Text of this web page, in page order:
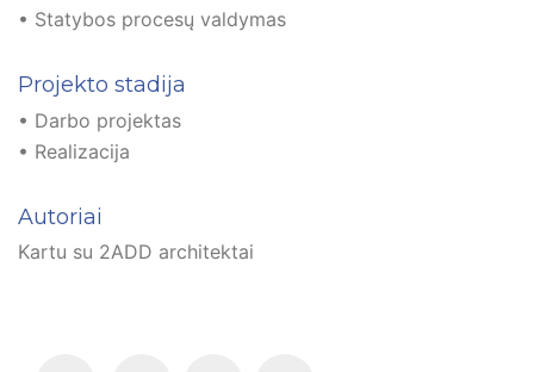
• Statybos procesų valdymas
Projekto stadija
• Darbo projektas
• Realizacija
Autoriai
Kartu su 2ADD architektai